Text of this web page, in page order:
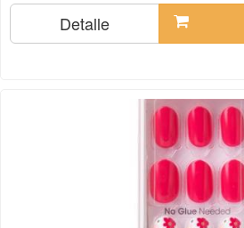
Detalle